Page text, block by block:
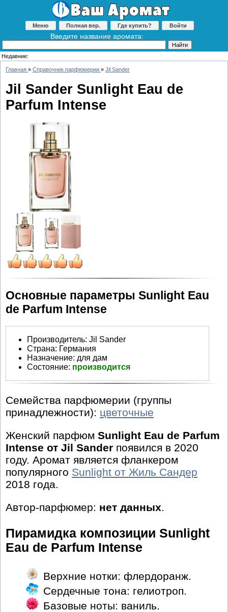
Меню Полная вер. Где купить? Войти
Введите название аромата:
Недавние:
Главная » Справочник парфюмерии » Jil Sander
Jil Sander Sunlight Eau de
Parfum Intense
Основные параметры Sunlight Eau
de Parfum Intense
Производитель: Jil Sander
Страна: Германия
Назначение: для дам
Состояние: производится
Семейства парфюмерии (группы
принадлежности): цветочные
Женский парфюм Sunlight Eau de Parfum
Intense от Jil Sander появился в 2020
году. Аромат является фланкером
популярного Sunlight от Жиль Сандер
2018 года.
Автор-парфюмер: нет данных.
Пирамидка композиции Sunlight
Eau de Parfum Intense
Верхние нотки: флердоранж.
Сердечные тона: гелиотроп.
Базовые ноты: ваниль.